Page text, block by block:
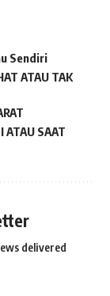
Sendiri
ATAU TAK
ATAU SAAT
delivered